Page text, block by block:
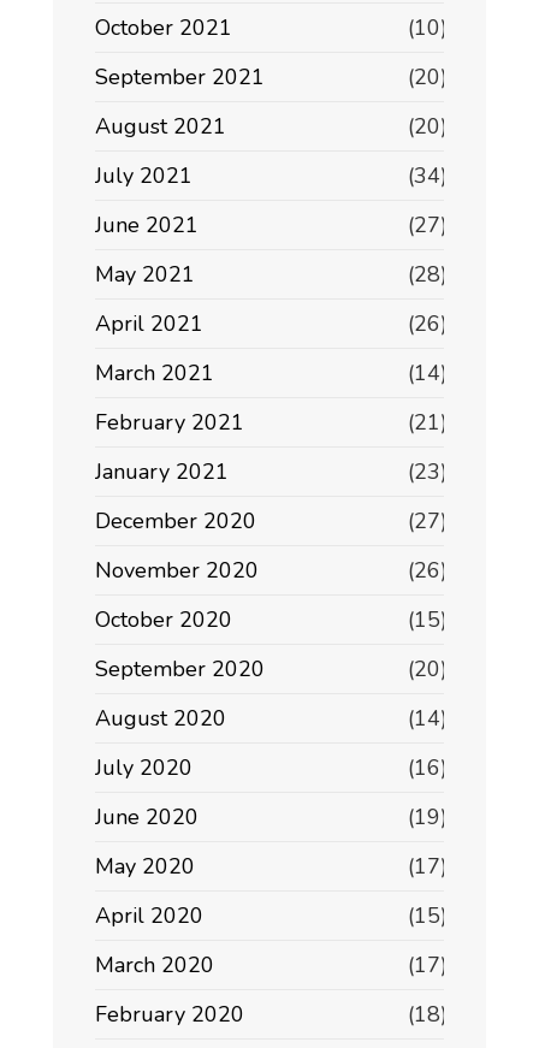
October 2021
(10)
September 2021
(20)
August 2021
(20)
July 2021
(34)
June 2021
(27)
May 2021
(28)
April 2021
(26)
March 2021
(14)
February 2021
(21)
January 2021
(23)
December 2020
(27)
November 2020
(26)
October 2020
(15)
September 2020
(20)
August 2020
(14)
July 2020
(16)
June 2020
(19)
May 2020
(17)
April 2020
(15)
March 2020
(17)
February 2020
(18)